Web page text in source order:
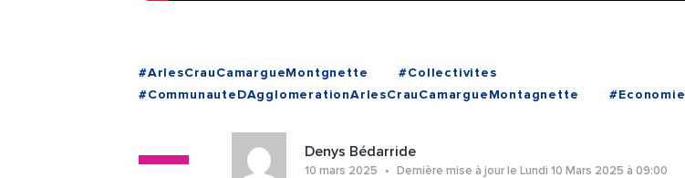
#ArlesCrauCamargueMontgnette
#Collectivites
#CommunauteDAgglomerationArlesCrauCamargueMontagnette
#Economie
#SaintMartinDeCrau
Denys Bédarride
10 mars 2025 Dernière mise à jour le Lundi 10 Mars 2025 à 09:00